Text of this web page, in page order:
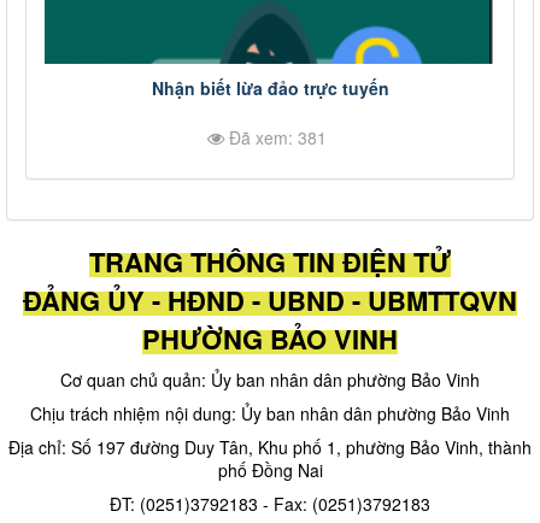
Nhận biết lừa đảo trực tuyến
Đã xem: 381
TRANG THÔNG TIN ĐIỆN TỬ
ĐẢNG ỦY - HĐND - UBND - UBMTTQVN
PHƯỜNG BẢO VINH
Cơ quan chủ quản: Ủy ban nhân dân phường Bảo Vinh
Chịu trách nhiệm nội dung: Ủy ban nhân dân phường Bảo Vinh
Địa chỉ: Số 197 đường Duy Tân, Khu phố 1, phường Bảo Vinh, thành
phố Đồng Nai
ĐT: (0251)3792183 - Fax: (0251)3792183